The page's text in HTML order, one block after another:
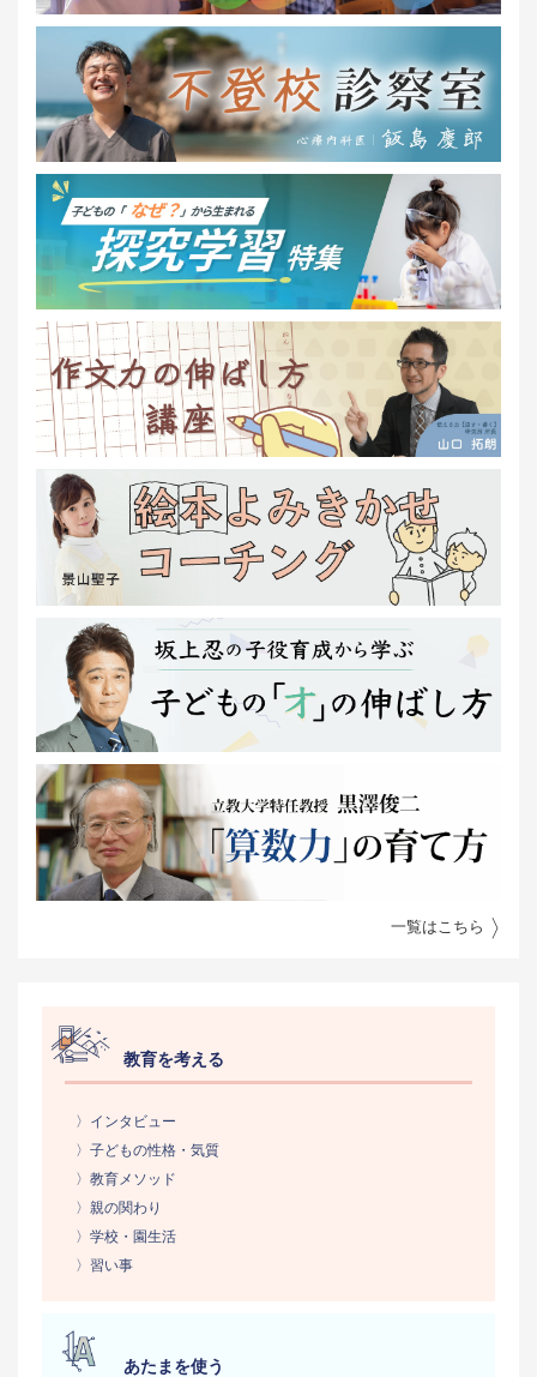
一覧はこちら
教育を考える
〉インタビュー
〉子どもの性格・気質
〉教育メソッド
〉親の関わり
〉学校・園生活
〉習い事
あたまを使う